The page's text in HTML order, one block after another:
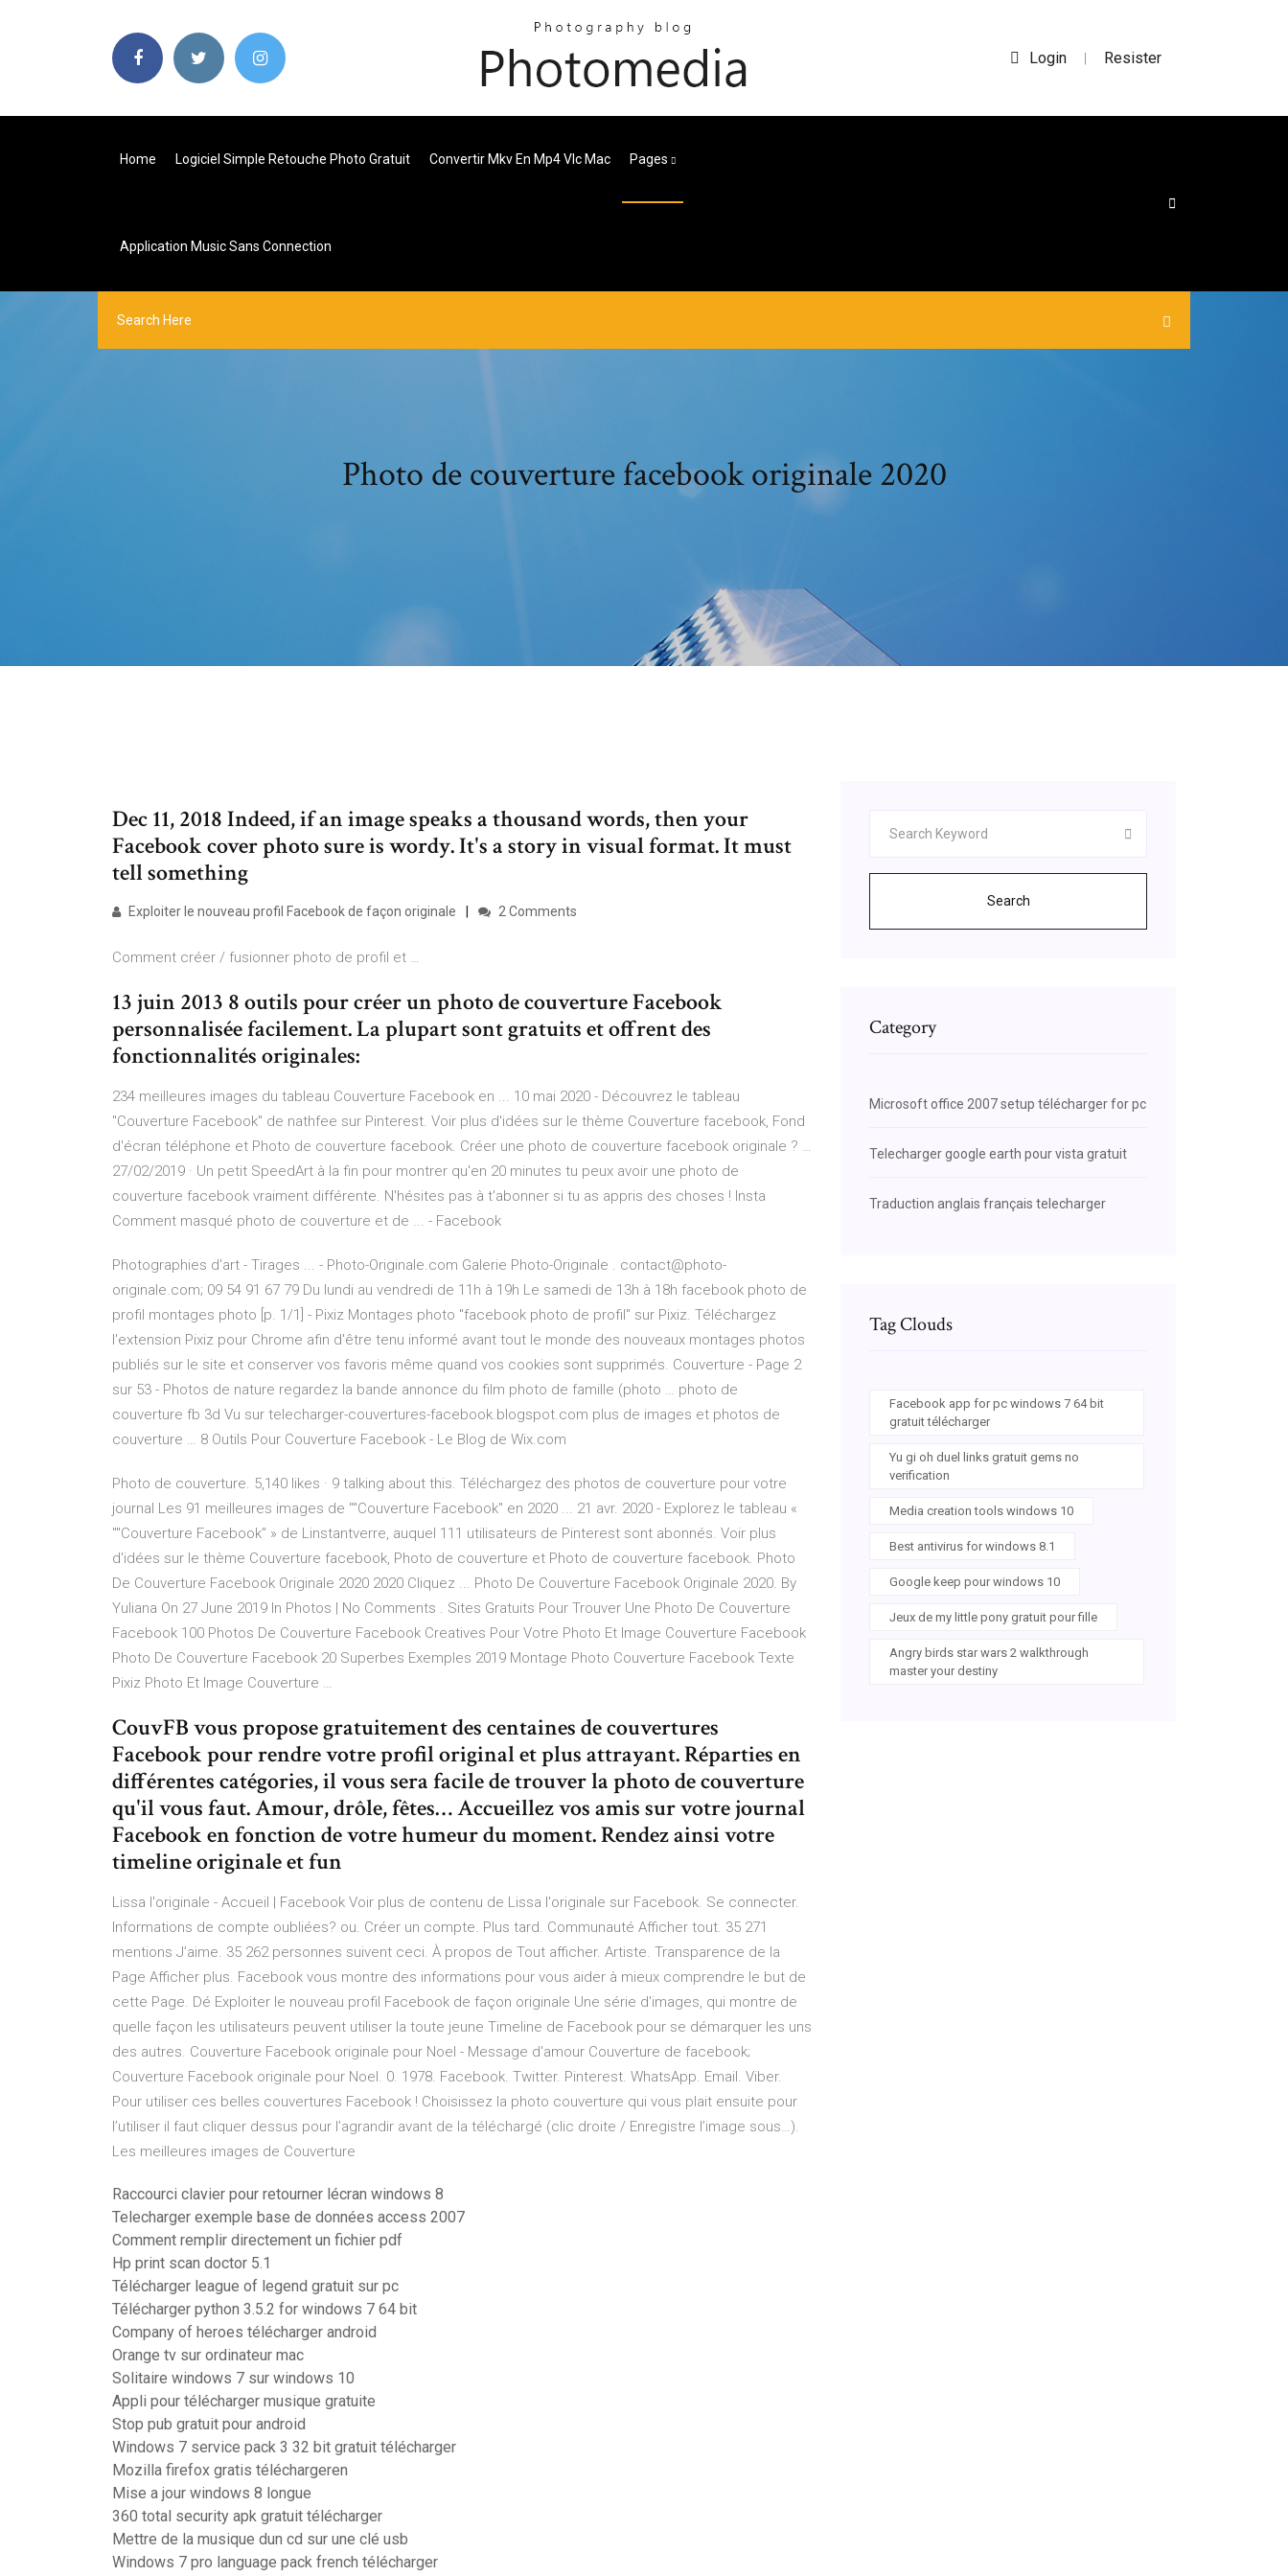
Login | Resister
Home Logiciel Simple Retouche Photo Gratuit Convertir Mkv En Mp4 Vlc Mac Pages
Application Music Sans Connection
Photo de couverture facebook originale 2020
Dec 11, 2018 Indeed, if an image speaks a thousand words, then your
Facebook cover photo sure is wordy. It's a story in visual format. It must
tell something
Exploiter le nouveau profil Facebook de façon originale 2 Comments
Comment créer / fusionner photo de profil et …
13 juin 2013 8 outils pour créer un photo de couverture Facebook
personnalisée facilement. La plupart sont gratuits et offrent des
fonctionnalités originales:
234 meilleures images du tableau Couverture Facebook en ... 10 mai 2020 - Découvrez le tableau
"Couverture Facebook" de nathfee sur Pinterest. Voir plus d'idées sur le thème Couverture facebook, Fond
d'écran téléphone et Photo de couverture facebook. Créer une photo de couverture facebook originale ? …
27/02/2019 · Un petit SpeedArt à la fin pour montrer qu'en 20 minutes tu peux avoir une photo de
couverture facebook vraiment différente. N'hésites pas à t'abonner si tu as appris des choses ! Insta
Comment masqué photo de couverture et de ... - Facebook
Photographies d'art - Tirages ... - Photo-Originale.com Galerie Photo-Originale . contact@photo-
originale.com; 09 54 91 67 79 Du lundi au vendredi de 11h à 19h Le samedi de 13h à 18h facebook photo de
profil montages photo [p. 1/1] - Pixiz Montages photo "facebook photo de profil" sur Pixiz. Téléchargez
l'extension Pixiz pour Chrome afin d'être tenu informé avant tout le monde des nouveaux montages photos
publiés sur le site et conserver vos favoris même quand vos cookies sont supprimés. Couverture - Page 2
sur 53 - Photos de nature regardez la bande annonce du film photo de famille (photo … photo de
couverture fb 3d Vu sur telecharger-couvertures-facebook.blogspot.com plus de images et photos de
couverture … 8 Outils Pour Couverture Facebook - Le Blog de Wix.com
Photo de couverture. 5,140 likes · 9 talking about this. Téléchargez des photos de couverture pour votre
journal Les 91 meilleures images de ""Couverture Facebook" en 2020 ... 21 avr. 2020 - Explorez le tableau «
""Couverture Facebook" » de Linstantverre, auquel 111 utilisateurs de Pinterest sont abonnés. Voir plus
d'idées sur le thème Couverture facebook, Photo de couverture et Photo de couverture facebook. Photo
De Couverture Facebook Originale 2020 2020 Cliquez ... Photo De Couverture Facebook Originale 2020. By
Yuliana On 27 June 2019 In Photos | No Comments . Sites Gratuits Pour Trouver Une Photo De Couverture
Facebook 100 Photos De Couverture Facebook Creatives Pour Votre Photo Et Image Couverture Facebook
Photo De Couverture Facebook 20 Superbes Exemples 2019 Montage Photo Couverture Facebook Texte
Pixiz Photo Et Image Couverture …
CouvFB vous propose gratuitement des centaines de couvertures
Facebook pour rendre votre profil original et plus attrayant. Réparties en
différentes catégories, il vous sera facile de trouver la photo de couverture
qu'il vous faut. Amour, drôle, fêtes… Accueillez vos amis sur votre journal
Facebook en fonction de votre humeur du moment. Rendez ainsi votre
timeline originale et fun
Lissa l'originale - Accueil | Facebook Voir plus de contenu de Lissa l'originale sur Facebook. Se connecter.
Informations de compte oubliées? ou. Créer un compte. Plus tard. Communauté Afficher tout. 35 271
mentions J’aime. 35 262 personnes suivent ceci. À propos de Tout afficher. Artiste. Transparence de la
Page Afficher plus. Facebook vous montre des informations pour vous aider à mieux comprendre le but de
cette Page. Dé Exploiter le nouveau profil Facebook de façon originale Une série d'images, qui montre de
quelle façon les utilisateurs peuvent utiliser la toute jeune Timeline de Facebook pour se démarquer les uns
des autres. Couverture Facebook originale pour Noel - Message d'amour Couverture de facebook;
Couverture Facebook originale pour Noel. 0. 1978. Facebook. Twitter. Pinterest. WhatsApp. Email. Viber.
Pour utiliser ces belles couvertures Facebook ! Choisissez la photo couverture qui vous plait ensuite pour
l’utiliser il faut cliquer dessus pour l’agrandir avant de la téléchargé (clic droite / Enregistre l’image sous…).
Les meilleures images de Couverture
Raccourci clavier pour retourner lécran windows 8
Telecharger exemple base de données access 2007
Comment remplir directement un fichier pdf
Hp print scan doctor 5.1
Télécharger league of legend gratuit sur pc
Télécharger python 3.5.2 for windows 7 64 bit
Company of heroes télécharger android
Orange tv sur ordinateur mac
Solitaire windows 7 sur windows 10
Appli pour télécharger musique gratuite
Stop pub gratuit pour android
Windows 7 service pack 3 32 bit gratuit télécharger
Mozilla firefox gratis téléchargeren
Mise a jour windows 8 longue
360 total security apk gratuit télécharger
Mettre de la musique dun cd sur une clé usb
Windows 7 pro language pack french télécharger
Search
Category
Microsoft office 2007 setup télécharger for pc
Telecharger google earth pour vista gratuit
Traduction anglais français telecharger
Tag Clouds
Facebook app for pc windows 7 64 bit
gratuit télécharger
Yu gi oh duel links gratuit gems no
verification
Media creation tools windows 10
Best antivirus for windows 8.1
Google keep pour windows 10
Jeux de my little pony gratuit pour fille
Angry birds star wars 2 walkthrough
master your destiny